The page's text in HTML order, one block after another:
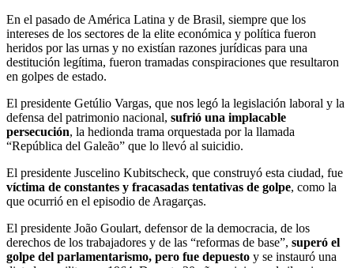
En el pasado de América Latina y de Brasil, siempre que los
intereses de los sectores de la elite económica y política fueron
heridos por las urnas y no existían razones jurídicas para una
destitución legítima, fueron tramadas conspiraciones que resultaron
en golpes de estado.
El presidente Getúlio Vargas, que nos legó la legislación laboral y la
defensa del patrimonio nacional, sufrió una implacable
persecución, la hedionda trama orquestada por la llamada
“República del Galeão” que lo llevó al suicidio.
El presidente Juscelino Kubitscheck, que construyó esta ciudad, fue
víctima de constantes y fracasadas tentativas de golpe, como la
que ocurrió en el episodio de Aragarças.
El presidente João Goulart, defensor de la democracia, de los
derechos de los trabajadores y de las “reformas de base”, superó el
golpe del parlamentarismo, pero fue depuesto y se instauró una